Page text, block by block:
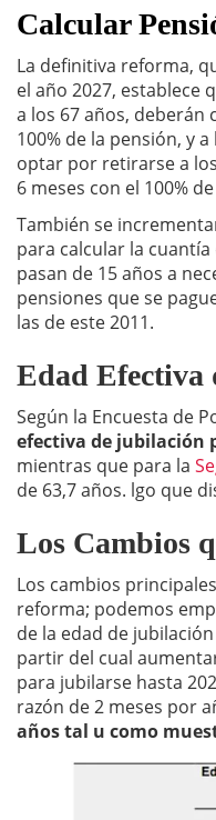
Calcular
La definitiva reforma,
el año 2027, establece
a los 67 años, deberán
100% de la pensión, y
optar por retirarse a
6 meses con el 100%
También se
para calcular la
pasan de 15 años a
pensiones que se
las de este 2011.
Edad Efectiva
Según la Encuesta de
efectiva de jubilación
mientras que para la
de 63,7 años. lgo que
Los Cambios
Los cambios
reforma; podemos
de la edad de
partir del cual
para jubilarse hasta
razón de 2 meses por
años tal u como